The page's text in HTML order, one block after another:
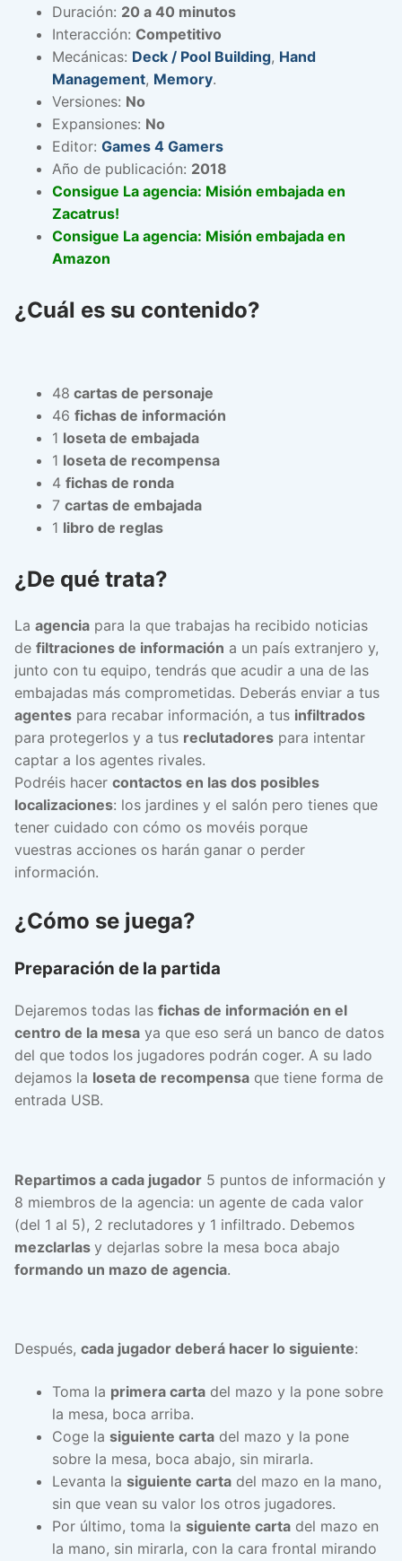
Duración: 20 a 40 minutos
Interacción: Competitivo
Mecánicas: Deck / Pool Building, Hand
Management, Memory.
Versiones: No
Expansiones: No
Editor: Games 4 Gamers
Año de publicación: 2018
Consigue La agencia: Misión embajada en
Zacatrus!
Consigue La agencia: Misión embajada en
Amazon
¿Cuál es su contenido?
48 cartas de personaje
46 fichas de información
1 loseta de embajada
1 loseta de recompensa
4 fichas de ronda
7 cartas de embajada
1 libro de reglas
¿De qué trata?
La agencia para la que trabajas ha recibido noticias
de filtraciones de información a un país extranjero y,
junto con tu equipo, tendrás que acudir a una de las
embajadas más comprometidas. Deberás enviar a tus
agentes para recabar información, a tus infiltrados
para protegerlos y a tus reclutadores para intentar
captar a los agentes rivales.
Podréis hacer contactos en las dos posibles
localizaciones: los jardines y el salón pero tienes que
tener cuidado con cómo os movéis porque
vuestras acciones os harán ganar o perder
información.
¿Cómo se juega?
Preparación de la partida
Dejaremos todas las fichas de información en el
centro de la mesa ya que eso será un banco de datos
del que todos los jugadores podrán coger. A su lado
dejamos la loseta de recompensa que tiene forma de
entrada USB.
Repartimos a cada jugador 5 puntos de información y
8 miembros de la agencia: un agente de cada valor
(del 1 al 5), 2 reclutadores y 1 infiltrado. Debemos
mezclarlas y dejarlas sobre la mesa boca abajo
formando un mazo de agencia.
Después, cada jugador deberá hacer lo siguiente:
Toma la primera cartadel mazo y la pone sobre
la mesa, boca arriba.
Coge la siguiente cartadel mazo y la pone
sobre la mesa, boca abajo, sin mirarla.
Levanta la siguiente cartadel mazo en la mano,
sin que vean su valor los otros jugadores.
Por último, toma la siguiente cartadel mazo en
la mano, sin mirarla, con la cara frontal mirando